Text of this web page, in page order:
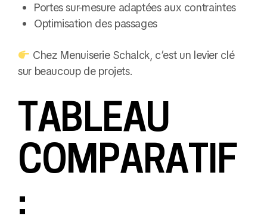
Portes sur-mesure adaptées aux contraintes
Optimisation des passages
Chez Menuiserie Schalck, c’est un levier clé
sur beaucoup de projets.
TABLEAU
COMPARATIF
: